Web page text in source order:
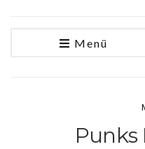
Menü
Punks